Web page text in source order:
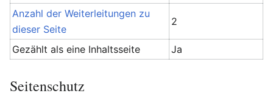
Anzahl der Weiterleitungen zu
dieser Seite
2
Gezählt als eine Inhaltsseite Ja
Seitenschutz